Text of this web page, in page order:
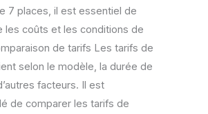
7 places, il est essentiel de
les coûts et les conditions de
de tarifs Les tarifs de
selon le modèle, la durée de
facteurs. Il est
de comparer les tarifs de